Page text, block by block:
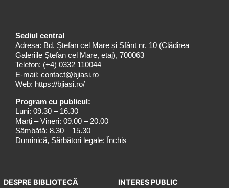
Sediul central
Adresa: Bd. Ștefan cel Mare și Sfânt nr. 10 (Clădirea
Galeriile Ștefan cel Mare, etaj), 700063
Telefon: (+4) 0332 110044
E-mail: contact@bjiasi.ro
Web: https://bjiasi.ro/
Program cu publicul:
Luni: 09.30 – 16.30
Marți – Vineri: 09.00 – 20.00
Sâmbătă: 8.30 – 15.30
Duminică, Sărbători legale: Închis
DESPRE BIBLIOTECĂ INTERES PUBLIC